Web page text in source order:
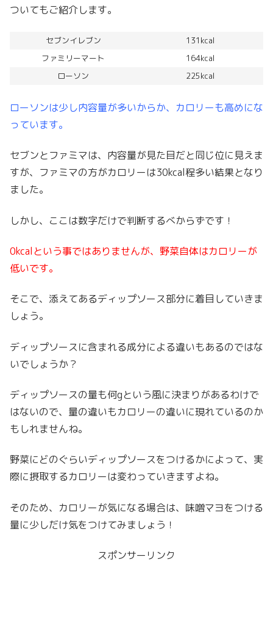
ついてもご紹介します。
セブンイレブン
131kcal
ファミリーマート
164kcal
ローソン
225kcal
ローソンは少し内容量が多いからか、カロリーも高めにな
っています。
セブンとファミマは、内容量が見た目だと同じ位に見えま
すが、ファミマの方がカロリーは30kcal程多い結果となり
ました。
しかし、ここは数字だけで判断するべからずです！
0kcalという事ではありませんが、野菜自体はカロリーが
低いです。
そこで、添えてあるディップソース部分に着目していきま
しょう。
ディップソースに含まれる成分による違いもあるのではな
いでしょうか？
ディップソースの量も何gという風に決まりがあるわけで
はないので、量の違いもカロリーの違いに現れているのか
もしれませんね。
野菜にどのぐらいディップソースをつけるかによって、実
際に摂取するカロリーは変わっていきますよね。
そのため、カロリーが気になる場合は、味噌マヨをつける
量に少しだけ気をつけてみましょう！
スポンサーリンク